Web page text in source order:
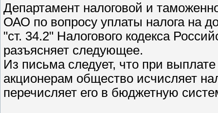
Департамент налоговой и
ОАО по вопросу уплаты налога на
"ст. 34.2" Налогового кодекса
разъясняет следующее.
Из письма следует, что при
акционерам общество исчисляет
перечисляет его в бюджетную